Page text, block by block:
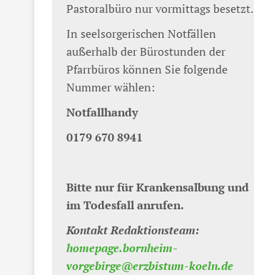
Pastoralbüro nur vormittags besetzt.
In seelsorgerischen Notfällen
außerhalb der Bürostunden der
Pfarrbüros können Sie folgende
Nummer wählen:
Notfallhandy
0179 670 8941
Bitte nur für Krankensalbung und
im Todesfall anrufen.
Kontakt Redaktionsteam:
homepage.bornheim-
vorgebirge@erzbistum-koeln.de